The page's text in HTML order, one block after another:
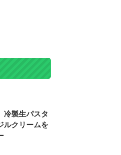
冷製生パスタ
ルクリームを